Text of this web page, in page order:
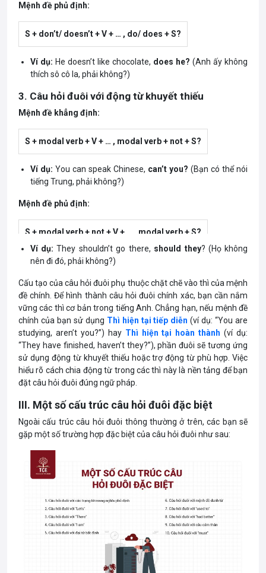
Mệnh đề phủ định:
S + don’t/ doesn’t + V + … , do/ does + S?
Ví dụ: He doesn’t like chocolate, does he? (Anh ấy không
thích sô cô la, phải không?)
3. Câu hỏi đuôi với động từ khuyết thiếu
Mệnh đề khẳng định:
S + modal verb + V + … , modal verb + not + S?
Ví dụ: You can speak Chinese, can’t you? (Bạn có thể nói
tiếng Trung, phải không?)
Mệnh đề phủ định:
S + modal verb + not + V + … , modal verb + S?
Ví dụ: They shouldn’t go there, should they? (Họ không
nên đi đó, phải không?)
Cấu tạo của câu hỏi đuôi phụ thuộc chặt chẽ vào thì của mệnh
đề chính. Để hình thành câu hỏi đuôi chính xác, bạn cần nắm
vững các thì cơ bản trong tiếng Anh. Chẳng hạn, nếu mệnh đề
chính của bạn sử dụng Thì hiện tại tiếp diễn (ví dụ: “You are
studying, aren’t you?”) hay Thì hiện tại hoàn thành (ví dụ:
“They have finished, haven’t they?”), phần đuôi sẽ tương ứng
sử dụng động từ khuyết thiếu hoặc trợ động từ phù hợp. Việc
hiểu rõ cách chia động từ trong các thì này là nền tảng để bạn
đặt câu hỏi đuôi đúng ngữ pháp.
III. Một số cấu trúc câu hỏi đuôi đặc biệt
Ngoài cấu trúc câu hỏi đuôi thông thường ở trên, các bạn sẽ
gặp một số trường hợp đặc biệt của câu hỏi đuôi như sau: